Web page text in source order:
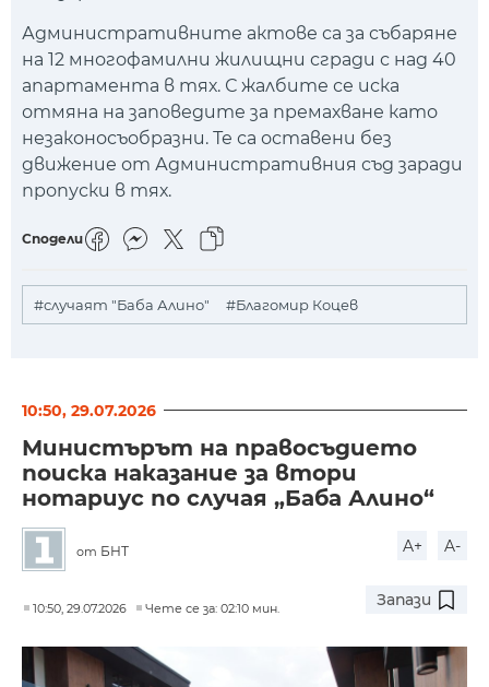
Административните актове са за събаряне
на 12 многофамилни жилищни сгради с над 40
апартамента в тях. С жалбите се иска
отмяна на заповедите за премахване като
незаконосъобразни. Те са оставени без
движение от Административния съд заради
пропуски в тях.
Сподели
#случаят "Баба Алино" #Благомир Коцев
10:50, 29.07.2026
Министърът на правосъдието
поиска наказание за втори
нотариус по случая „Баба Алино“
от БНТ A+ A-
10:50, 29.07.2026 Чете се за: 02:10 мин. Запази